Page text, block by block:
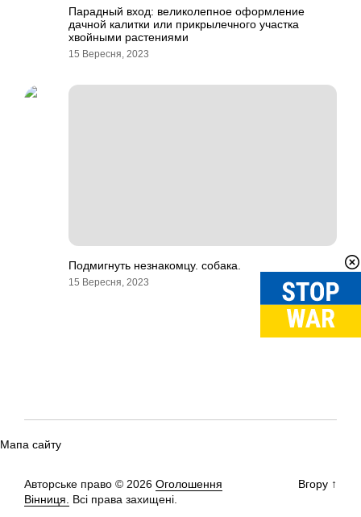
Парадный вход: великолепное оформление
дачной калитки или прикрылечного участка
хвойными растениями
15 Вересня, 2023
Подмигнуть незнакомцу. собака.
15 Вересня, 2023
Мапа сайту
Авторське право © 2026 Оголошення
Вінниця.
Всі права захищені.
Вгору ↑